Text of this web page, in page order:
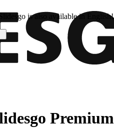
Slidesgo is also available in English!
Premium